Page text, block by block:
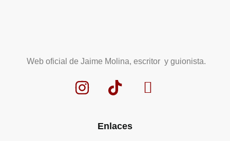
Web oficial de Jaime Molina, escritor y guionista.
Enlaces